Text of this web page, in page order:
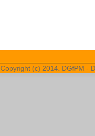
Copyright (c) 2014. DGfPM -